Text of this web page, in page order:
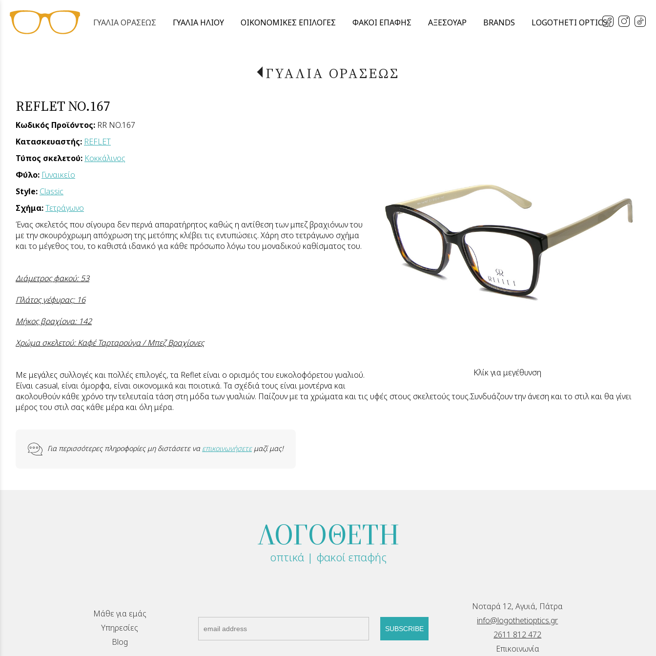
ΓΥΑΛΙΑ ΟΡΑΣΕΩΣ ΓΥΑΛΙΑ ΗΛΙΟΥ ΟΙΚΟΝΟΜΙΚΕΣ ΕΠΙΛΟΓΕΣ ΦΑΚΟΙ ΕΠΑΦΗΣ ΑΞΕΣΟΥΑΡ BRANDS LOGOTHETI OPTICS
ΓΥΑΛΙΑ ΟΡΑΣΕΩΣ
Κλίκ για μεγέθυνση
REFLET NO.167
Κωδικός Προϊόντος: RR NO.167
Κατασκευαστής: REFLET
Τύπος σκελετού: Κοκκάλινος
Φύλο: Γυναικείο
Style: Classic
Σχήμα:Τετράγωνο
Ένας σκελετός που σίγουρα δεν περνά απαρατήρητος καθώς η αντίθεση των μπεζ βραχιόνων του
με την σκουρόχρωμη απόχρωση της μετόπης κλέβει τις εντυπώσεις. Χάρη στο τετράγωνο σχήμα
και το μέγεθος του, το καθιστά ιδανικό για κάθε πρόσωπο λόγω του μοναδικού καθίσματος του.
Διάμετρος φακού: 53
Πλάτος γέφυρας: 16
Μήκος βραχίονα: 142
Χρώμα σκελετού: Καφέ Ταρταρούγα / Μπεζ Βραχίονες
Με μεγάλες συλλογές και πολλές επιλογές, τα Reflet είναι ο ορισμός του ευκολοφόρετου γυαλιού.
Είναι casual, είναι όμορφα, είναι οικονομικά και ποιοτικά. Τα σχέδιά τους είναι μοντέρνα και
ακολουθούν κάθε χρόνο την τελευταία τάση στη μόδα των γυαλιών. Παίζουν με τα χρώματα και τις υφές στους σκελετούς τους.Συνδυάζουν την άνεση και το στιλ και θα γίνει
μέρος του στιλ σας κάθε μέρα και όλη μέρα.
Για περισσότερες πληροφορίες μη διστάσετε να επικοινωνήσετεμαζί μας!
ΛΟΓΟΘΕΤΗ
οπτικά | φακοί επαφής
Μάθε για εμάς
Υπηρεσίες
Blog
SUBSCRIBE
Νοταρά 12, Αγυιά, Πάτρα
info@logothetioptics.gr
2611 812 472
Επικοινωνία